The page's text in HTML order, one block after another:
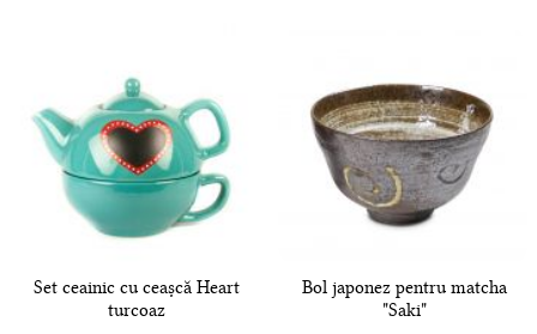
Set ceainic cu ceașcă Heart
turcoaz
Bol japonez pentru matcha
"Saki"